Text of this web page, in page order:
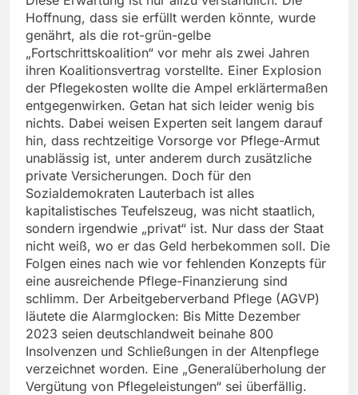
Hoffnung, dass sie erfüllt werden könnte, wurde
genährt, als die rot-grün-gelbe
„Fortschrittskoalition“ vor mehr als zwei Jahren
ihren Koalitionsvertrag vorstellte. Einer Explosion
der Pflegekosten wollte die Ampel erklärtermaßen
entgegenwirken. Getan hat sich leider wenig bis
nichts. Dabei weisen Experten seit langem darauf
hin, dass rechtzeitige Vorsorge vor Pflege-Armut
unablässig ist, unter anderem durch zusätzliche
private Versicherungen. Doch für den
Sozialdemokraten Lauterbach ist alles
kapitalistisches Teufelszeug, was nicht staatlich,
sondern irgendwie „privat“ ist. Nur dass der Staat
nicht weiß, wo er das Geld herbekommen soll. Die
Folgen eines nach wie vor fehlenden Konzepts für
eine ausreichende Pflege-Finanzierung sind
schlimm. Der Arbeitgeberverband Pflege (AGVP)
läutete die Alarmglocken: Bis Mitte Dezember
2023 seien deutschlandweit beinahe 800
Insolvenzen und Schließungen in der Altenpflege
verzeichnet worden. Eine „Generalüberholung der
Vergütung von Pflegeleistungen“ sei überfällig.